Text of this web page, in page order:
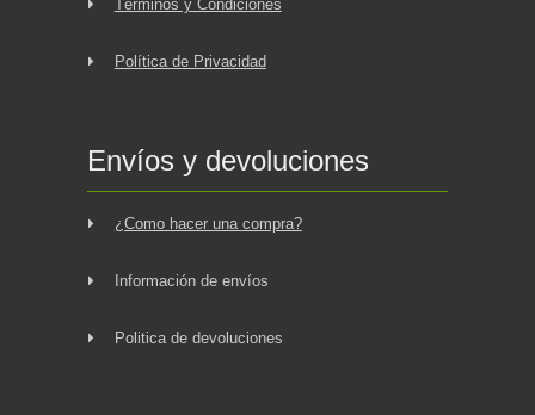
Términos y Condiciones
Política de Privacidad
Envíos y devoluciones
¿Como hacer una compra?
Información de envíos
Politica de devoluciones